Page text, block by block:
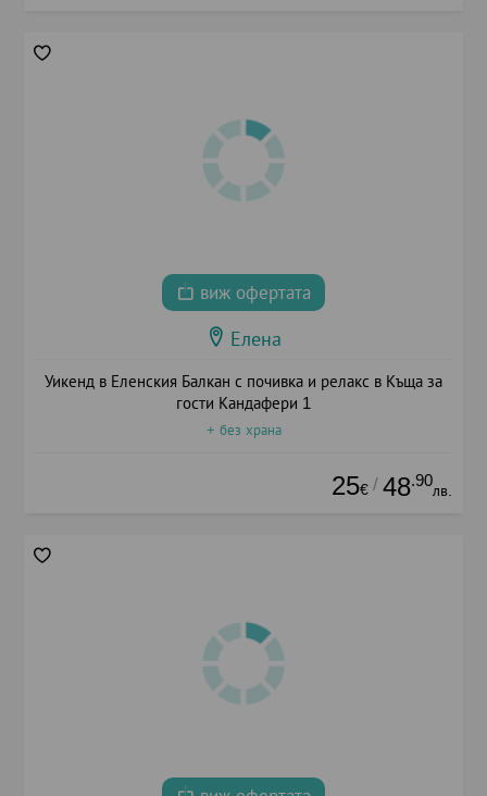
виж офертата
Елена
Уикенд в Еленския Балкан с почивка и релакс в Къща за
гости Кандафери 1
+ без храна
25€ / 48.90
лв.